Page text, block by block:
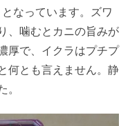
なっています。ズワ
、噛むとカニの旨みが
厚で、イクラはプチプ
何とも言えません。静